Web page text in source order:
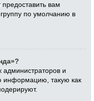
вам
по умолчанию в
администраторов и
информацию, такую как